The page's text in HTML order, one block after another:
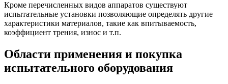
Кроме перечисленных видов аппаратов существуют
испытательные установки позволяющие определять другие
характеристики материалов, такие как впитываемость,
коэффициент трения, износ и т.п.
Области применения и покупка
испытательного оборудования